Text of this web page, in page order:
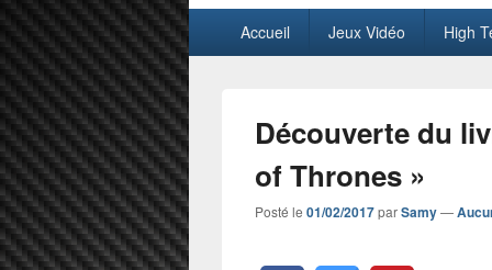
principalAccueil Jeux Vidéo High
Découverte du
of Thrones »
Posté le 01/02/2017parSamy—